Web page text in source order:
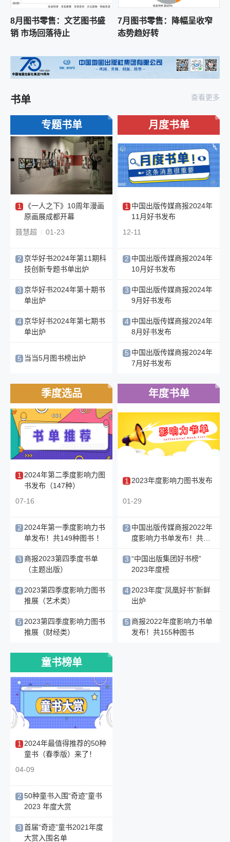
2026-08-04 09:34:23
2026-08-03 22:00:36
姐”悦读汇开展系列活动 持续打造少儿公益文化
帛阅空间·城市文化会客厅开业
打造呼和浩特首个全龄段复合型社区公共文化
载体
2026-08-03 17:38:16
乌鲁木齐市新华书店北门分店“书香润心・走进
喀什”活动江苏喀什故事 让书香传递时代温度
2026-08-03 17:38:16
厦门首店与北京新店官宣 “中国最美书店”钟书
阁再添新子
《我们都是中国人》系列丛书首部作品《山河
2026-08-03 16:39:07
一起追问AI洋流的方向——《智能化生存：AI
时代的100个断言》新书发布会在京举办
2026-08-03 16:27:50
2026-08-03 16:24:40
千年东方博弈智慧的深层密码 文史名家丁一平
《围魏救赵》出版，拆解魏国百年霸权
2026-08-03 13:45:27
筑牢修身根基 砥砺实干担当
《修心励行：立身成事的九堂修养课》出版
2026-08-03 12:41:30
“品读宋人的精神世界暨《说宋》《品宋》新书
发布会”​在杭州图书博览会期间举行
2026-08-03 12:39:44
笔墨寄文脉 丹心续薪火 ——董琨先生藏品、版
2026-08-03 11:16:01
《年轮上的光影》新书首发暨“剧萃文典”工程启
2026-08-02 11:23:17
拨开眼健康迷雾 守护清晰“视”界——《中老年
人眼健康百问百答》图书分享会成功举办
2026-08-01 09:46:26
陕召开
2026-08-01 09:42:22
微心愿”暑期公益阅读成长计划温暖开启
2026-07-31 16:33:54
“悦读中医”杯科普讲师团选拔决赛圆满落幕
2026-07-31 10:17:04
《行稳致远：走好履职每一步》出版
2026-07-31 10:14:49
办 探索数字时代人文叙事新形态
《低空技术与工程导论》在2026 CCF未来计算
机教育峰会正式发布
2026-07-30 18:09:47
AI重构营销逻辑 当当影响力作家郑国发界首开
8月图书零售：文艺图书盛
销 市场回落待止
7月图书零售：降幅呈收窄
态势趋好转
书单 查看更多
专题书单
1
《一人之下》10周年漫画
原画展成都开幕
聂慧超
| 01-23
2 京华好书2024年第11期科
技创新专题书单出炉
11-28
3 京华好书2024年第十期书
单出炉
11-28
4 京华好书2024年第七期书
单出炉
5 当当5月图书榜出炉
月度书单
1 中国出版传媒商报2024年
11月好书发布
12-11
2 中国出版传媒商报2024年
10月好书发布
11-12
3 中国出版传媒商报2024年
9月好书发布
10-15
4 中国出版传媒商报2024年
8月好书发布
09-25
5 中国出版传媒商报2024年
7月好书发布
季度选品
1 2024年第二季度影响力图
书发布（147种）
07-16
2 2024年第一季度影响力书
单发布！共149种图书 ！
04-16
3 商报2023第四季度书单
（主题出版）
4 2023第四季度影响力图书
推展（艺术类）
5 2023第四季度影响力图书
推展（财经类）
年度书单
1 2023年度影响力图书发布
01-29
2 中国出版传媒商报2022年
度影响力书单发布！共
02-06
3 “中国出版集团好书榜”
2023年度榜
4 2023年度“凤凰好书”新鲜
出炉
02-09
5 商报2022年度影响力书单
发布！共155种图书
童书榜单
1 2024年最值得推荐的50种
童书（春季版）来了！
04-09
2 50种童书入围“奇迹”童书
2023 年度大赏
02-26
3 首届“奇迹”童书2021年度
大赏入围名单